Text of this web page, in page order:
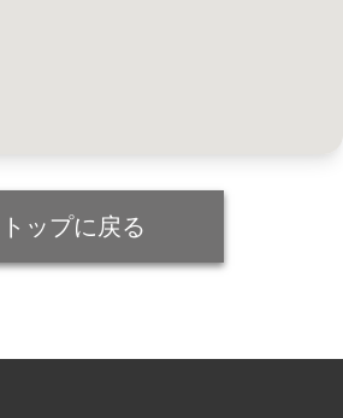
トップに戻る